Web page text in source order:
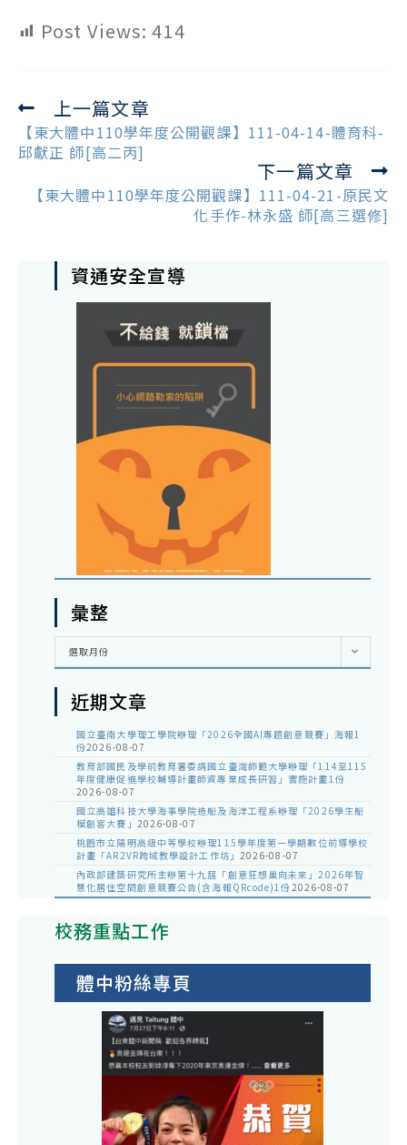
Post Views: 414
Read
more
articles
上一篇文章
【東大體中110學年度公開觀課】111-04-14-體育科-
邱獻正 師[高二丙]
下一篇文章
【東大體中110學年度公開觀課】111-04-21-原民文
化手作-林永盛 師[高三選修]
資通安全宣導
彙整
彙
選取月份
近期文章
國立臺南大學理工學院辦理「2026全國AI專題創意競賽」海報1
份2026-08-07
教育部國民及學前教育署委請國立臺灣師範大學辦理「114至115
年度健康促進學校輔導計畫師資專業成長研習」實施計畫1份
2026-08-07
國立高雄科技大學海事學院造船及海洋工程系辦理「2026學生船
模創客大賽」 2026-08-07
桃園市立陽明高級中等學校辦理115學年度第一學期數位前導學校
計畫「AR2VR跨域教學設計工作坊」 2026-08-07
內政部建築研究所主辦第十九屆「創意狂想巢向未來」2026年智
慧化居住空間創意競賽公告(含海報QRcode)1份2026-08-07
校務重點工作
體中粉絲專頁